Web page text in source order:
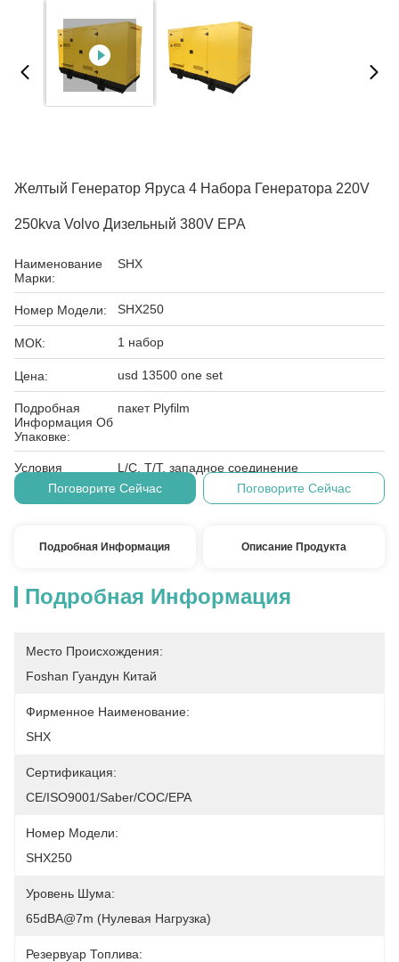
Желтый Генератор Яруса 4 Набора Генератора 220V
250kva Volvo Дизельный 380V EPA
Наименование
Марки:
SHX
Номер Модели: SHX250
МОК: 1 набор
Цена: usd 13500 one set
Подробная
Информация Об
Упаковке:
пакет Plyfilm
Условия
Оплаты:
L/C, T/T, западное соединение
Поговорите Сейчас
Поговорите Сейчас
Подробная Информация Описание Продукта
Подробная Информация
Место Происхождения:
Foshan Гуандун Китай
Фирменное Наименование:
SHX
Сертификация:
CE/ISO9001/Saber/COC/EPA
Номер Модели:
SHX250
Уровень Шума:
65dBA@7m (нулевая Нагрузка)
Резервуар Топлива: